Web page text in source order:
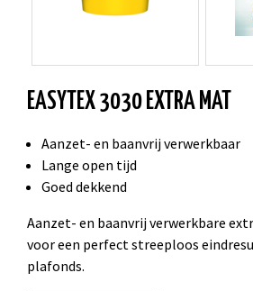
EASYTEX 3030 EXTRA MAT
Aanzet- en baanvrij verwerkbaar
Lange open tijd
Goed dekkend
Aanzet- en baanvrij verwerkbare
voor een perfect streeploos
plafonds.